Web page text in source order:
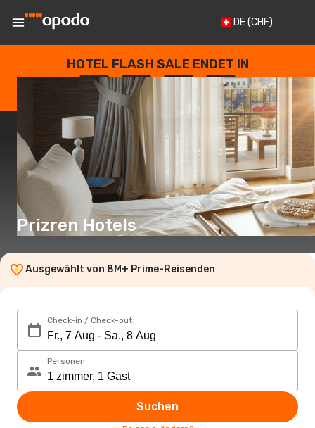
DE(CHF)
HOTEL FLASH SALE ENDET IN
--
TAGE
: --
STUNDEN
: --
SEKUNDEN
Prizren Hotels
Ausgewählt von 8M+ Prime-Reisenden
Check-in / Check-out
Personen
Suchen